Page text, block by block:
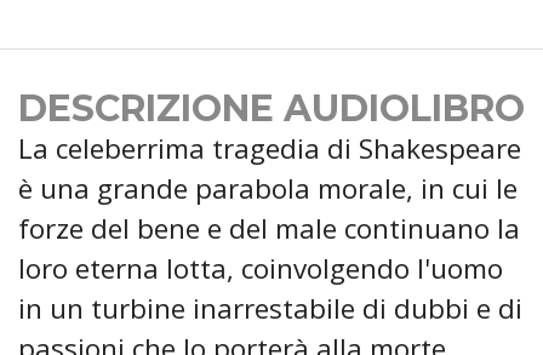
DESCRIZIONE AUDIOLIBRO
La celeberrima tragedia di Shakespeare
è una grande parabola morale, in cui le
forze del bene e del male continuano la
loro eterna lotta, coinvolgendo l'uomo
in un turbine inarrestabile di dubbi e di